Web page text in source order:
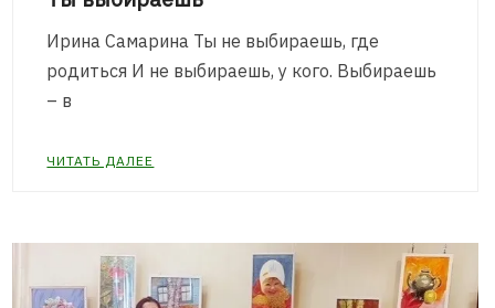
Ирина Самарина Ты не выбираешь, где
родиться И не выбираешь, у кого. Выбираешь
– в
ЧИТАТЬ ДАЛЕЕ